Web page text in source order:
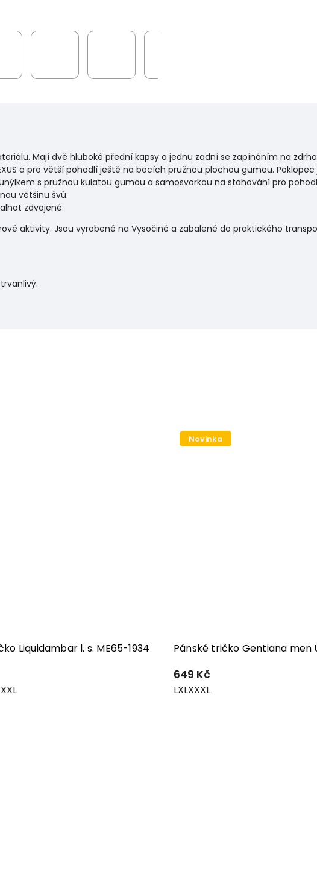
Mají dvě hluboké přední kapsy a jednu zadní se zapínáním na
a pro větší pohodlí ještě na bocích pružnou plochou gumou.
s pružnou kulatou gumou a samosvorkou na stahování pro
většinu švů.
zdvojené.
aktivity. Jsou vyrobené na Vysočině a zabalené do praktického
Liquidambar l. s. ME65-1934
Novinka
Pánské tričko Gentiana men
649 Kč
LXLXXXL